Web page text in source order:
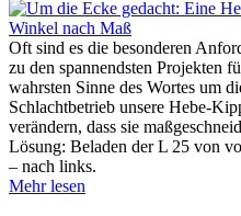
Oft sind es die besonderen
zu den spannendsten Projekten
wahrsten Sinne des Wortes um
Schlachtbetrieb unsere Hebe-
verändern, dass sie
Lösung: Beladen der L 25 von
– nach links.
Mehr lesen